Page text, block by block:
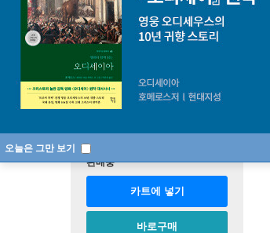
오늘은 그만 보기
판매중
카트에 넣기
바로구매